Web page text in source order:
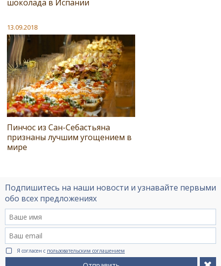
шоколада в Испании
13.09.2018
Пинчос из Сан-Себастьяна
признаны лучшим угощением в
мире
Подпишитесь на наши новости и узнавайте первыми
обо всех предложениях
Я согласен с пользовательским соглашением